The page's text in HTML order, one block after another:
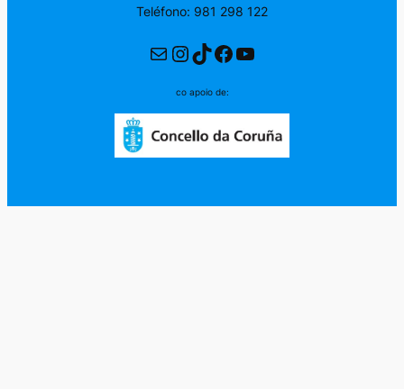
Teléfono: 981 298 122
Correo electrónico
Instagram
TikTok
Facebook
YouTube
co apoio de: